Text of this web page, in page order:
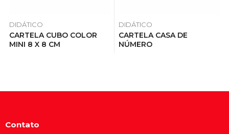
DIDÁTICO
CARTELA CUBO COLOR
MINI 8 X 8 CM
DIDÁTICO
CARTELA CASA DE
NÚMERO
Contato